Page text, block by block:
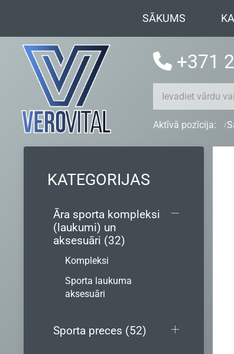
SĀKUMS
+371
Aktīvā pozīcija:
KATEGORIJAS
Āra sporta kompleksi
(laukumi) un
aksesuāri (32)
Kompleksi
Sporta laukuma
aksesuāri
Sporta preces (52)